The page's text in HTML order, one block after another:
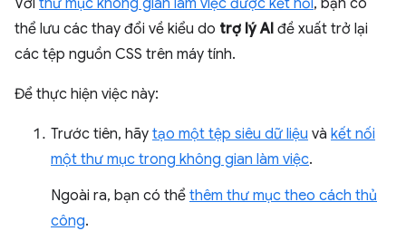
thể lưu các thay đổi về kiểu do trợ lý AI đề xuất trở lại
các tệp nguồn CSS trên máy tính.
Để thực hiện việc này:
Trước tiên, hãy tạo một tệp siêu dữ liệu và kết nối
một thư mục trong không gian làm việc.
Ngoài ra, bạn có thể thêm thư mục theo cách thủ
công.